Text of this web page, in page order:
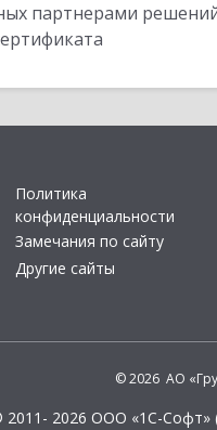
партнерами
Политика
конфиденциальности
Замечания по сайту
Другие сайты
© 2026 АО
2011- 2026 ООО «1С-Софт»